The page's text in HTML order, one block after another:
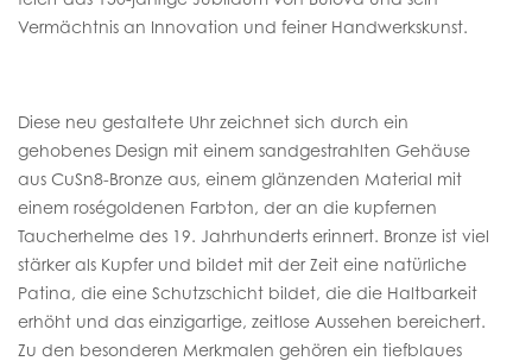
Vermächtnis an Innovation und feiner Handwerkskunst.
Diese neu gestaltete Uhr zeichnet sich durch ein
gehobenes Design mit einem sandgestrahlten Gehäuse
aus CuSn8-Bronze aus, einem glänzenden Material mit
einem roségoldenen Farbton, der an die kupfernen
Taucherhelme des 19. Jahrhunderts erinnert. Bronze ist viel
stärker als Kupfer und bildet mit der Zeit eine natürliche
Patina, die eine Schutzschicht bildet, die die Haltbarkeit
erhöht und das einzigartige, zeitlose Aussehen bereichert.
Zu den besonderen Merkmalen gehören ein tiefblaues